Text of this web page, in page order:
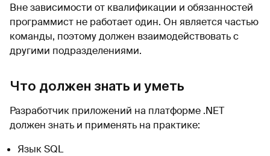
Вне зависимости от квалификации и обязанностей
программист не работает один. Он является частью
команды, поэтому должен взаимодействовать с
другими подразделениями.
Что должен знать и уметь
Разработчик приложений на платформе .NET
должен знать и применять на практике:
Язык SQL